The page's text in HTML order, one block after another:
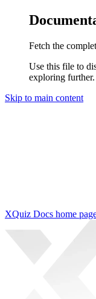
Fetch the
Use this file to
exploring further.
Skip to main content
XQuiz Docs home